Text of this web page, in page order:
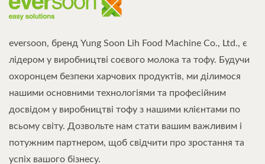
eversoon, бренд Yung Soon Lih Food Machine Co., Ltd., є
лідером у виробництві соєвого молока та тофу. Будучи
охоронцем безпеки харчових продуктів, ми ділимося
нашими основними технологіями та професійним
досвідом у виробництві тофу з нашими клієнтами по
всьому світу. Дозвольте нам стати вашим важливим і
потужним партнером, щоб свідчити про зростання та
успіх вашого бізнесу.